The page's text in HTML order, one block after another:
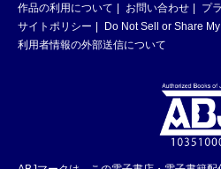
作品の利用について
お問い合わせ
プ
サイトポリシー
Do Not Sell or Share
利用者情報の外部送信について